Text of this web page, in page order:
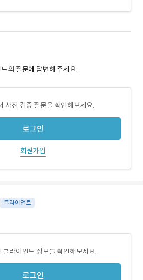
의 질문에 답변해 주세요.
사전 검증 질문을 확인해보세요.
로그인
회원가입
클라이언트
클라이언트 정보를 확인해보세요.
로그인